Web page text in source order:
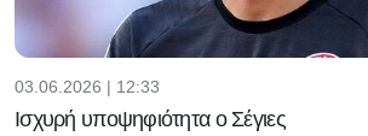
03.06.2026 | 12:33
Ισχυρή υποψηφιότητα ο Σέγιες